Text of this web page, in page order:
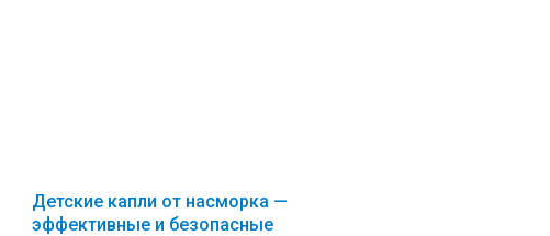
Детские капли от насморка —
эффективные и безопасные